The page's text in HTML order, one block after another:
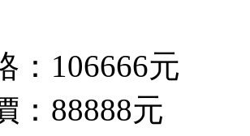
： 106666元
：88888元